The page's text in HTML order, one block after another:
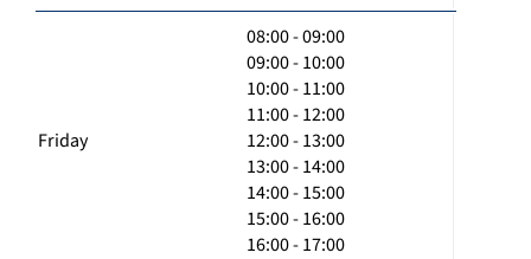
Friday
08:00 - 09:00
09:00 - 10:00
10:00 - 11:00
11:00 - 12:00
12:00 - 13:00
13:00 - 14:00
14:00 - 15:00
15:00 - 16:00
16:00 - 17:00